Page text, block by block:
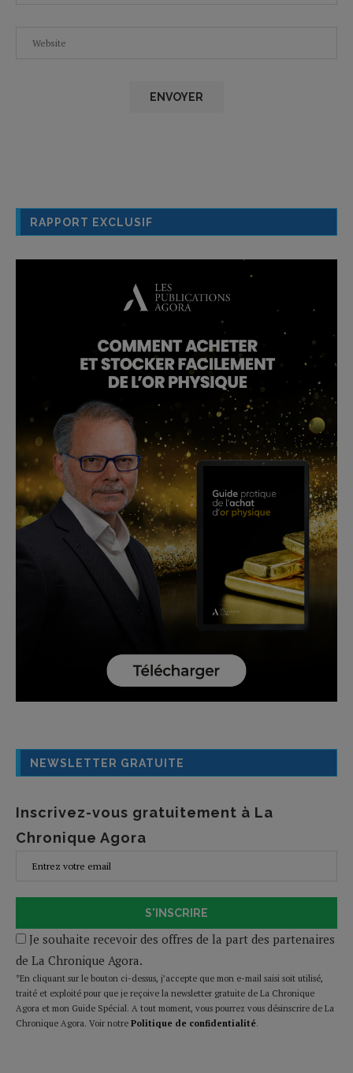
RAPPORT EXCLUSIF
NEWSLETTER GRATUITE
Inscrivez-vous gratuitement à La
Chronique Agora
S'INSCRIRE
Je souhaite recevoir des offres de la part des partenaires
de La Chronique Agora.
*En cliquant sur le bouton ci-dessus, j’accepte que mon e-mail saisi soit utilisé,
traité et exploité pour que je reçoive la newsletter gratuite de La Chronique
Agora et mon Guide Spécial. A tout moment, vous pourrez vous désinscrire de La
Chronique Agora. Voir notre Politique de confidentialité.